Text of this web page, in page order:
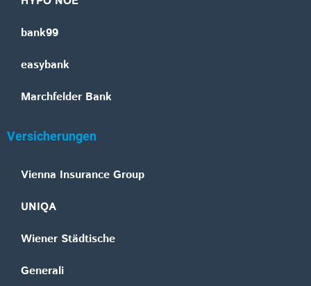
bank99
easybank
Marchfelder Bank
Versicherungen
Vienna Insurance Group
UNIQA
Wiener Städtische
Generali